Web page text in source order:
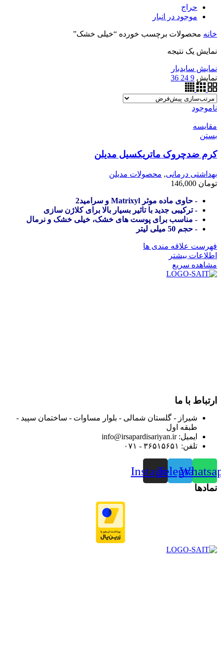
حراج
موجود در انبار
خانه محصولات برچسب خورده “خیلی خشک”
نمایش یک نتیجه
نمایش سایدبار
نمایش 9
24
36
ناموجود
مقایسه
بستن
کرم ضدچروک ماتریکسیل مدیلن
بهداشتی درمانی, محصولات مدیلن
تومان
- حاوی ماده موثر Matrixyl و سرامید2
- ترکیبی جدید با تاثیر بسیار بالا برای کلاژن سازی
- مناسب برای پوست های خشک، خیلی خشک و نرمال
- حجم 50 میلی لیتر
فهرست علاقه مندی ها
اطلاعات بیشتر
مشاهده سریع
ارتباط با ما
شیراز - گلستان شمالی - بلوار مساوات - ساختمان سپید -
طبقه اول
ایمیل: info@irsapardisariyan.ir
تلفن: ۳۶۵۱۵۶۵۱ - ۰۷۱
Telegram
Instagram
نمادها